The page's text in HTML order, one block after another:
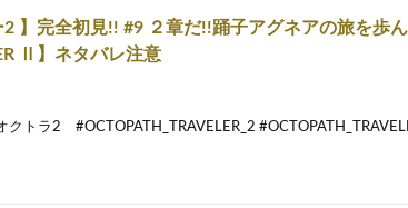
2 】完全初見!! #9 ２章だ!!踊子アグネアの旅を歩
Ⅱ】ネタバレ注意
トラ2 #OCTOPATH_TRAVELER_2